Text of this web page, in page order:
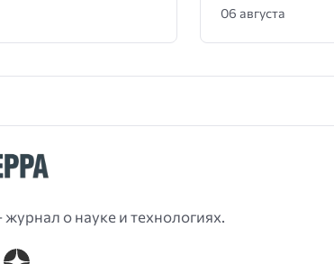
06 августа
о науке и технологиях.